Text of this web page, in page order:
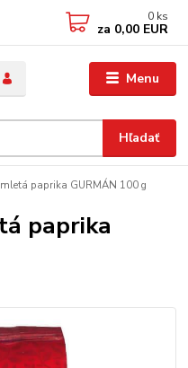
Menu
Hľadať
0 ks
za 0,00 EUR
paprika GURMÁN 100 g
paprika